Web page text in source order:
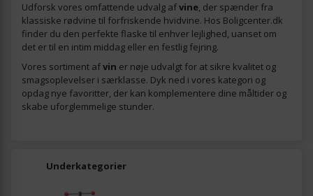
Udforsk vores omfattende udvalg afvine, der spænder fra
klassiske rødvine til forfriskende hvidvine. Hos Boligcenter.dk
finder du den perfekte flaske til enhver lejlighed, uanset om
det er til en intim middag eller en festlig fejring.
Vores sortiment afvin er nøje udvalgt for at sikre kvalitet og
smagsoplevelser i særklasse. Dyk ned i vores kategori og
opdag nye favoritter, der kan komplementere dine måltider og
skabe uforglemmelige stunder.
Underkategorier